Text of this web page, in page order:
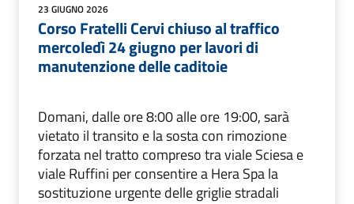
23 GIUGNO 2026
Corso Fratelli Cervi chiuso al traffico
mercoledì 24 giugno per lavori di
manutenzione delle caditoie
Domani, dalle ore 8:00 alle ore 19:00, sarà
vietato il transito e la sosta con rimozione
forzata nel tratto compreso tra viale Sciesa e
viale Ruffini per consentire a Hera Spa la
sostituzione urgente delle griglie stradali